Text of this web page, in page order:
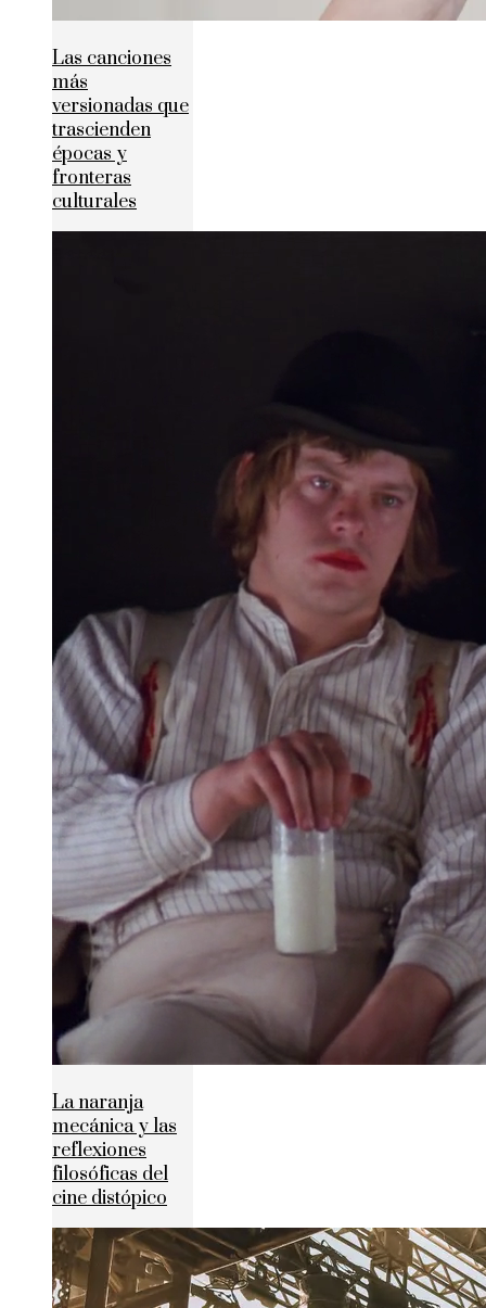
Las canciones
más
versionadas que
trascienden
épocas y
fronteras
culturales
La naranja
mecánica y las
reflexiones
filosóficas del
cine distópico